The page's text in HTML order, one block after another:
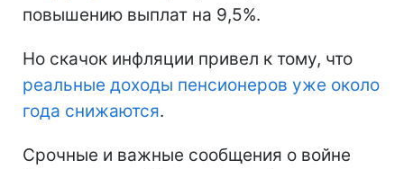
повышению выплат на 9,5%.
Но скачок инфляции привел к тому, что
реальные доходы пенсионеров уже около
года снижаются.
Срочные и важные сообщения о войне